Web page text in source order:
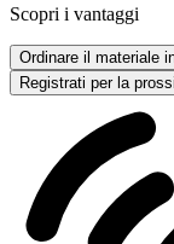
Scopri i vantaggi
Ordinare il materiale
Registrati per la